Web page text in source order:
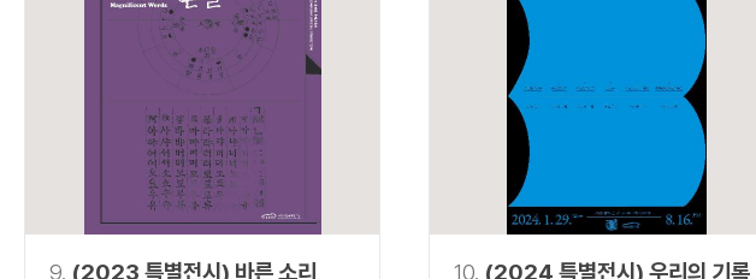
9. (2023 특별전시) 바른 소리,
10. (2024 특별전시) 우리의 기록,